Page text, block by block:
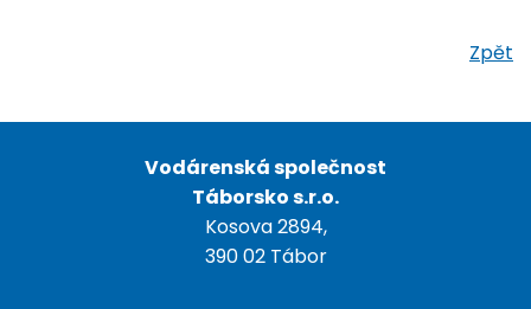
Zpět
Vodárenská společnost
Táborsko s.r.o.
Kosova 2894,
390 02 Tábor